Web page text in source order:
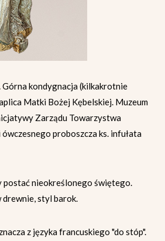
Górna kondygnacja (kilkakrotnie
Matki Bożej Kębelskiej. Muzeum
Zarządu Towarzystwa
proboszcza ks. infułata
postać nieokreślonego świętego.
styl barok.
z języka francuskiego "do stóp".